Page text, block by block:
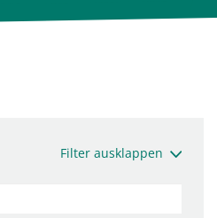
Filter ausklappen